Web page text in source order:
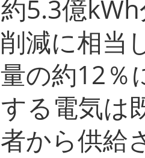
5.3億
減に相当
の約12％
る電気は
から供給